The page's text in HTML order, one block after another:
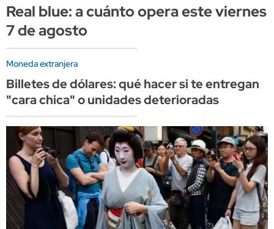
Real blue: a cuánto opera este viernes
7 de agosto
Moneda extranjera
Billetes de dólares: qué hacer si te entregan
"cara chica" o unidades deterioradas